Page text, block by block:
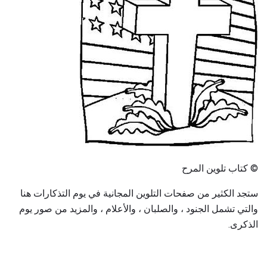
© كتاب تلوين المرح
ستجد الكثير من صفحات التلوين المجانية في يوم التذكارات هنا
والتي تشمل الجنود ، والصلبان ، والأعلام ، والمزيد من صور يوم
الذكرى.